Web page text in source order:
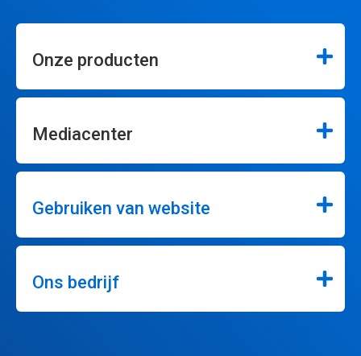
Onze producten
Mediacenter
Gebruiken van website
Ons bedrijf